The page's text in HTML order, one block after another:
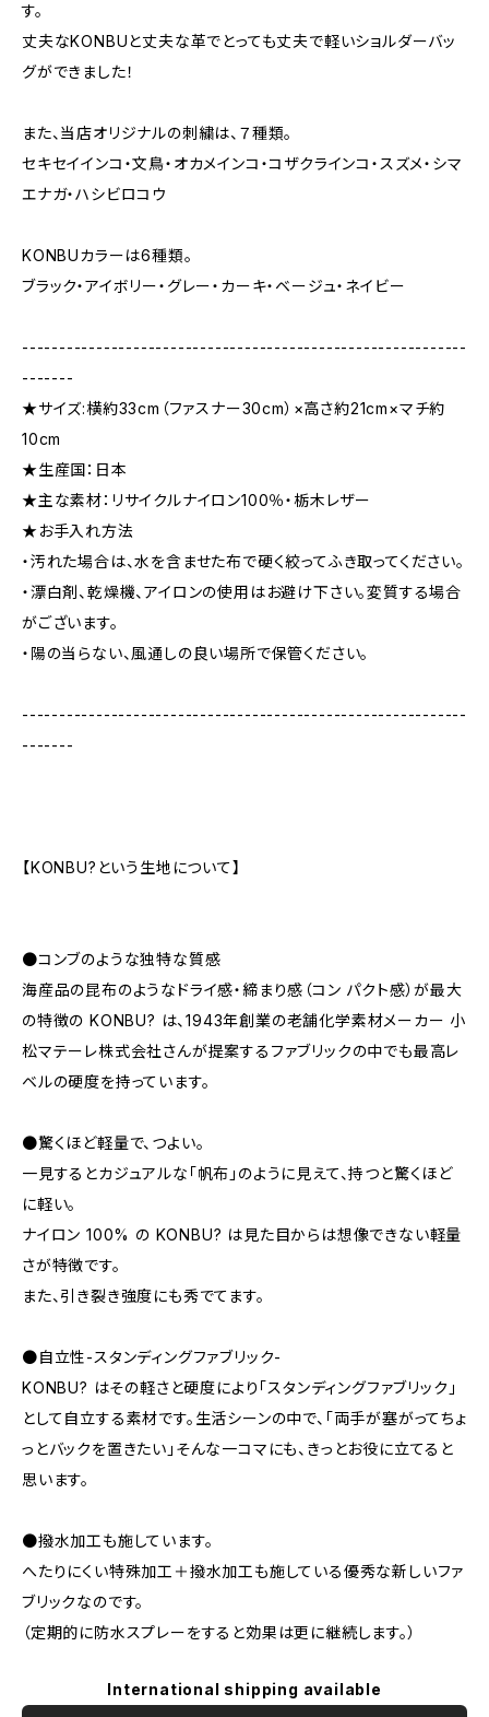
す。
丈夫なKONBUと丈夫な革でとっても丈夫で軽いショルダーバッ
グができました！
また、当店オリジナルの刺繍は、７種類。
セキセイインコ・文鳥・オカメインコ・コザクラインコ・スズメ・シマ
エナガ・ハシビロコウ
KONBUカラーは6種類。
ブラック・アイボリー・グレー・カーキ・ベージュ・ネイビー
------------------------------------------------------------
-------
★サイズ:横約33cm（ファスナー30cm）×高さ約21cm×マチ約
10cm
★生産国：日本
★主な素材：リサイクルナイロン100％・栃木レザー
★お手入れ方法
・汚れた場合は、水を含ませた布で硬く絞ってふき取ってください。
・漂白剤、乾燥機、アイロンの使用はお避け下さい。変質する場合
がございます。
・陽の当らない、風通しの良い場所で保管ください。
------------------------------------------------------------
-------
【KONBU?という生地について】
●コンブのような独特な質感
海産品の昆布のようなドライ感・締まり感（コン パクト感）が最大
の特徴の KONBU? は、1943年創業の老舗化学素材メーカー 小
松マテーレ株式会社さんが提案するファブリックの中でも最高レ
ベルの硬度を持っています。
●驚くほど軽量で、つよい。
一見するとカジュアルな「帆布」のように見えて、持つと驚くほど
に軽い。
ナイロン 100% の KONBU? は見た目からは想像できない軽量
さが特徴です。
また、引き裂き強度にも秀でてます。
●自立性-スタンディングファブリック-
KONBU? はその軽さと硬度により「スタンディングファブリック」
として自立する素材です。生活シーンの中で、「両手が塞がってちょ
っとバックを置きたい」そんな一コマにも、きっとお役に立てると
思います。
●撥水加工も施しています。
へたりにくい特殊加工＋撥水加工も施している優秀な新しいファ
ブリックなのです。
（定期的に防水スプレーをすると効果は更に継続します。）
International shipping available